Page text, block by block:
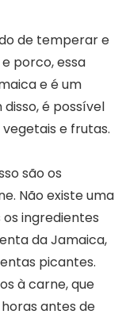
de temperar e
porco, essa
e é um
é possível
e frutas.
são os
Não existe uma
ingredientes
da Jamaica,
picantes.
à carne, que
antes de